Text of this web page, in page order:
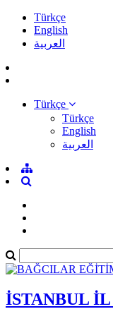
Türkçe
English
العربية
Türkçe
Türkçe
English
العربية
İSTANBUL